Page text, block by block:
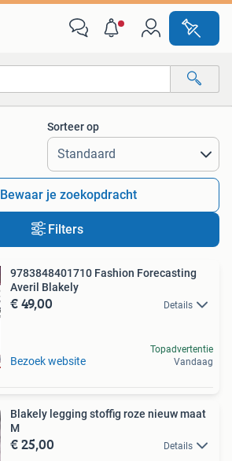
Alle afstanden…
Sorteer op
Bewaar je zoekopdracht
Filters
9783848401710 Fashion Forecasting
Averil Blakely
€ 49,00 Details
Bezoek website
Topadvertentie
Vandaag
Blakely legging stoffig roze nieuw maat
M
€ 25,00 Details